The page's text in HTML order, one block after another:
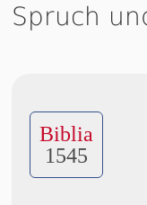
Spruch
Biblia
1545